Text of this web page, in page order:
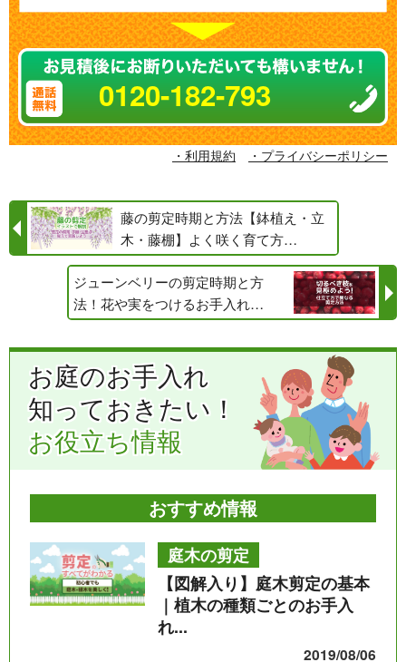
0120-182-793
・利用規約 ・プライバシーポリシー
藤の剪定時期と方法【鉢植え・立
木・藤棚】よく咲く育て方…
ジューンベリーの剪定時期と方
法！花や実をつけるお手入れ…
お庭のお手入れ
知っておきたい！
お役立ち情報
おすすめ情報
庭木の剪定
【図解入り】庭木剪定の基本
｜植木の種類ごとのお手入
れ...
2019/08/06